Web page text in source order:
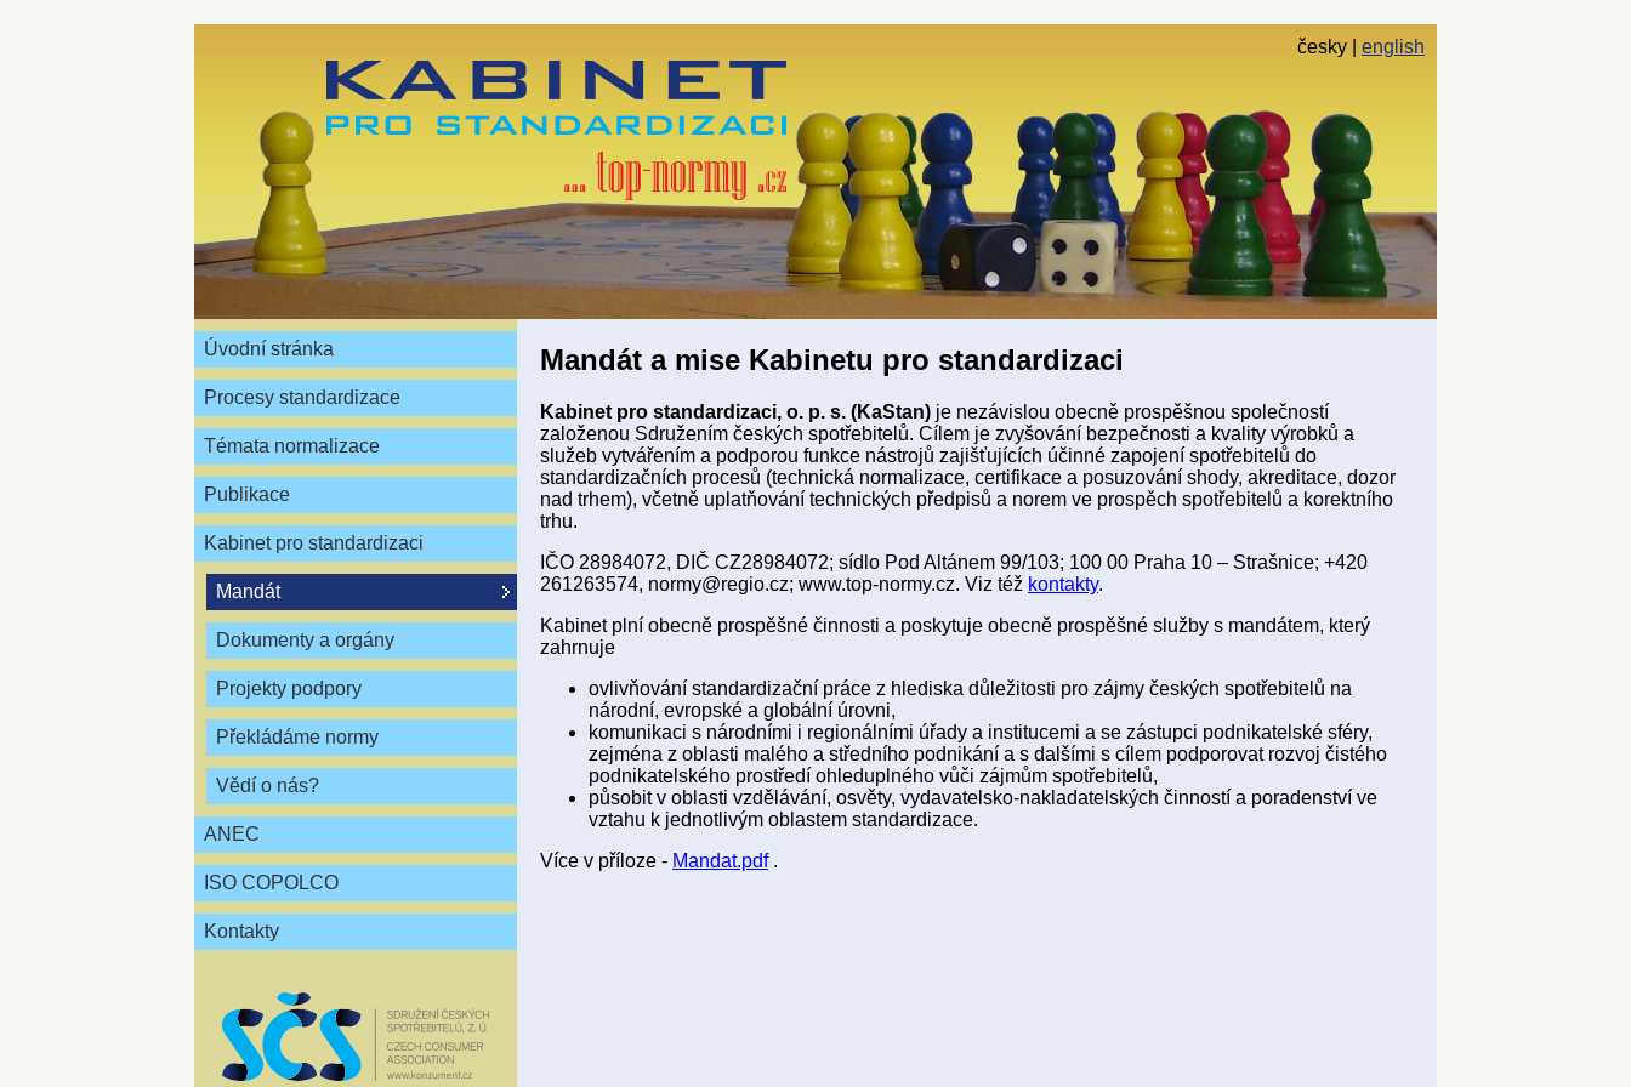
česky english
Úvodní stránka
Procesy standardizace
Témata normalizace
Publikace
Kabinet pro standardizaci
Mandát
Dokumenty a orgány
Projekty podpory
Překládáme normy
Vědí o nás?
ANEC
ISO COPOLCO
Kontakty
Mandát a mise Kabinetu pro standardizaci
Kabinet pro standardizaci, o. p. s. (KaStan) je nezávislou obecně prospěšnou společností
založenou Sdružením českých spotřebitelů. Cílem je zvyšování bezpečnosti a kvality výrobků a
služeb vytvářením a podporou funkce nástrojů zajišťujících účinné zapojení spotřebitelů do
standardizačních procesů (technická normalizace, certifikace a posuzování shody, akreditace, dozor
nad trhem), včetně uplatňování technických předpisů a norem ve prospěch spotřebitelů a korektního
trhu.
IČO 28984072, DIČ CZ28984072; sídlo Pod Altánem 99/103; 100 00 Praha 10 – Strašnice; +420
261263574, normy@regio.cz; www.top-normy.cz. Viz též kontakty.
Kabinet plní obecně prospěšné činnosti a poskytuje obecně prospěšné služby s mandátem, který
zahrnuje
ovlivňování standardizační práce z hlediska důležitosti pro zájmy českých spotřebitelů na
národní, evropské a globální úrovni,
komunikaci s národními i regionálními úřady a institucemi a se zástupci podnikatelské sféry,
zejména z oblasti malého a středního podnikání a s dalšími s cílem podporovat rozvoj čistého
podnikatelského prostředí ohleduplného vůči zájmům spotřebitelů,
působit v oblasti vzdělávání, osvěty, vydavatelsko-nakladatelských činností a poradenství ve
vztahu k jednotlivým oblastem standardizace.
Více v příloze - Mandat.pdf.